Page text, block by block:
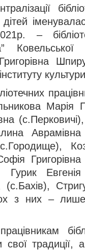
дітей
–
Марія
Гурик
з них –
традиції,